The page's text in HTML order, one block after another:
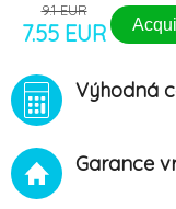
9.1 EUR
7.55 EUR
Výhodná
Garance